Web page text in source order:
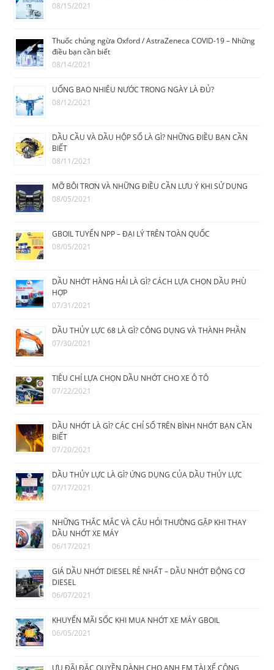
08/15/2021
Thuốc chủng ngừa Oxford / AstraZeneca COVID-19 – Những
điều bạn cần biết
08/14/2021
UỐNG BAO NHIÊU NƯỚC TRONG NGÀY LÀ ĐỦ?
08/12/2021
DẦU CẦU VÀ DẦU HỘP SỐ LÀ GÌ? NHỮNG ĐIỀU BẠN CẦN
BIẾT
08/11/2021
MỠ BÔI TRƠN VÀ NHỮNG ĐIỀU CẦN LƯU Ý KHI SỬ DỤNG
08/05/2021
GBOIL TUYỂN NPP – ĐẠI LÝ TRÊN TOÀN QUỐC
08/05/2021
DẦU NHỚT HÀNG HẢI LÀ GÌ? CÁCH LỰA CHỌN DẦU PHÙ
HỢP
07/31/2021
DẦU THỦY LỰC 68 LÀ GÌ? CÔNG DỤNG VÀ THÀNH PHẦN
07/30/2021
TIÊU CHÍ LỰA CHỌN DẦU NHỚT CHO XE Ô TÔ
07/22/2021
DẦU NHỚT LÀ GÌ? CÁC CHỈ SỐ TRÊN BÌNH NHỚT BẠN CẦN
BIẾT
07/20/2021
DẦU THỦY LỰC LÀ GÌ? ỨNG DỤNG CỦA DẦU THỦY LỰC
07/17/2021
NHỮNG THẮC MẮC VÀ CÂU HỎI THƯỜNG GẶP KHI THAY
DẦU NHỚT XE MÁY
06/17/2021
GIÁ DẦU NHỚT DIESEL RẺ NHẤT – DẦU NHỚT ĐỘNG CƠ
DIESEL
06/07/2021
KHUYẾN MÃI SỐC KHI MUA NHỚT XE MÁY GBOIL
06/05/2021
ƯU ĐÃI ĐẶC QUYỀN DÀNH CHO ANH EM TÀI XẾ CÔNG